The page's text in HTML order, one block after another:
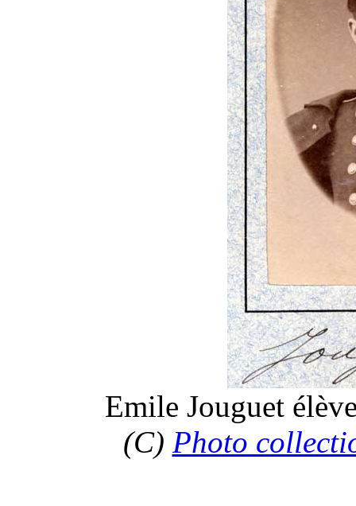
Emile Jouguet
(C) Photo